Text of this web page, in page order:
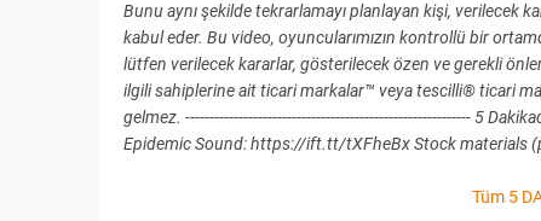
Bunu aynı şekilde tekrarlamayı planlayan kişi,
kabul eder. Bu video, oyuncularımızın kontrollü bir
lütfen verilecek kararlar, gösterilecek özen ve gerekli
ilgili sahiplerine ait ticari markalar™ veya tescilli® ticari
gelmez. ----------------------------------------------------------- 5
Epidemic Sound: https://ift.tt/tXFheBx Stock
Tüm 5